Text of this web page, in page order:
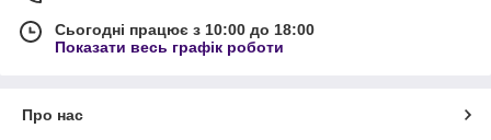
Сьогодні працює з 10:00 до 18:00
Показати весь графік роботи
Про нас